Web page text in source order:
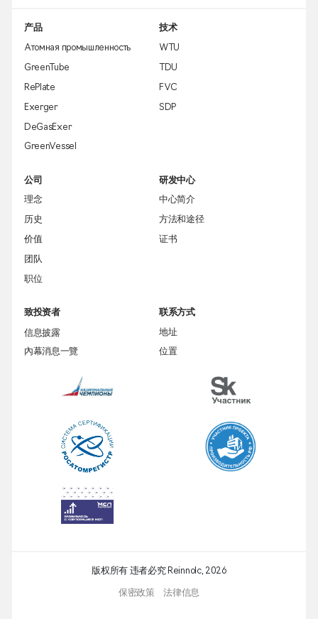
产品
Атомная промышленность
GreenTube
RePlate
Exerger
DeGasExer
GreenVessel
技术
WTU
TDU
FVC
SDP
公司
理念
历史
价值
团队
职位
研发中心
中心简介
方法和途径
证书
致投资者
信息披露
內幕消息一覽
联系方式
地址
位置
版权所有 违者必究 Reinnolc, 2026
保密政策 法律信息